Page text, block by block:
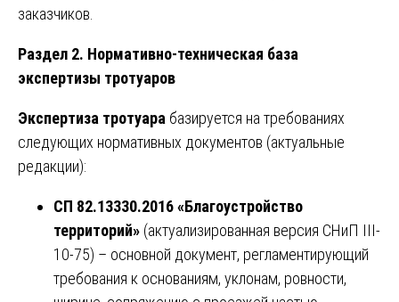
заказчиков.
Раздел 2. Нормативно-техническая база
экспертизы тротуаров
Экспертиза тротуара базируется на требованиях
следующих нормативных документов (актуальные
редакции):
СП 82.13330.2016 «Благоустройство
территорий» (актуализированная версия СНиП III-
10-75) – основной документ, регламентирующий
требования к основаниям, уклонам, ровности,